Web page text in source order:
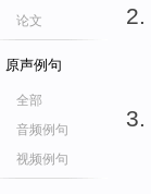
论文
原声例句
全部
音频例句
视频例句